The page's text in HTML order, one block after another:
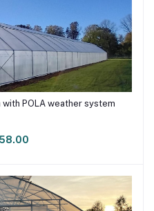
cartPOLA weather system